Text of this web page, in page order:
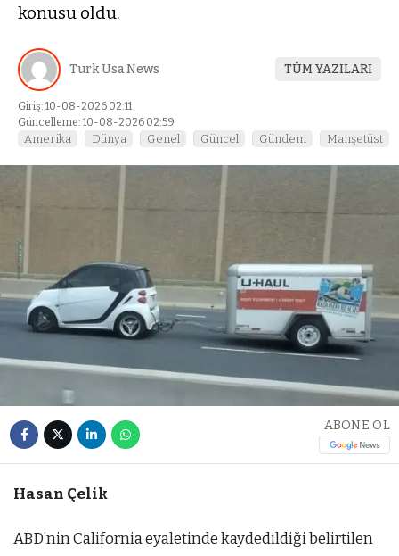
konusu oldu.
Turk Usa News TÜM YAZILARI
Giriş: 10-08-2026 02:11
Güncelleme: 10-08-2026 02:59
Amerika Dünya Genel Güncel Gündem Manşetüst
ABONE OL
Hasan Çelik
ABD’nin California eyaletinde kaydedildiği belirtilen